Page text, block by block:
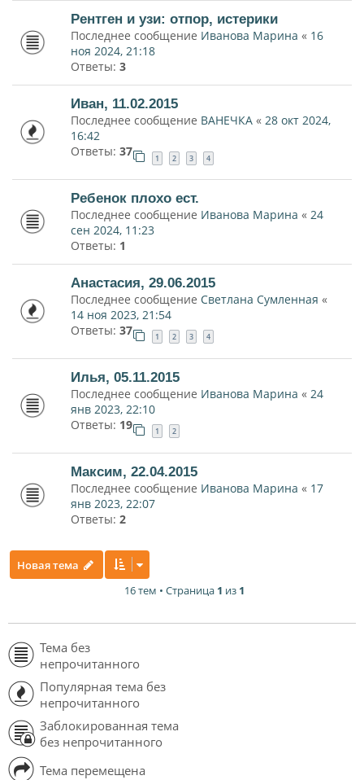
Рентген и узи: отпор, истерики
Последнее сообщение Иванова Марина « 16
ноя 2024, 21:18
Ответы: 3
Иван, 11.02.2015
Последнее сообщение ВАНЕЧКА « 28 окт 2024,
16:42
Ответы: 37 1 2 3 4
Ребенок плохо ест.
Последнее сообщение Иванова Марина « 24
сен 2024, 11:23
Ответы: 1
Анастасия, 29.06.2015
Последнее сообщение Светлана Сумленная «
14 ноя 2023, 21:54
Ответы: 37 1 2 3 4
Илья, 05.11.2015
Последнее сообщение Иванова Марина « 24
янв 2023, 22:10
Ответы: 19 1 2
Максим, 22.04.2015
Последнее сообщение Иванова Марина « 17
янв 2023, 22:07
Ответы: 2
Новая тема
16 тем • Страница 1 из 1
Тема без
непрочитанного
Популярная тема без
непрочитанного
Заблокированная тема
без непрочитанного
Тема перемещена